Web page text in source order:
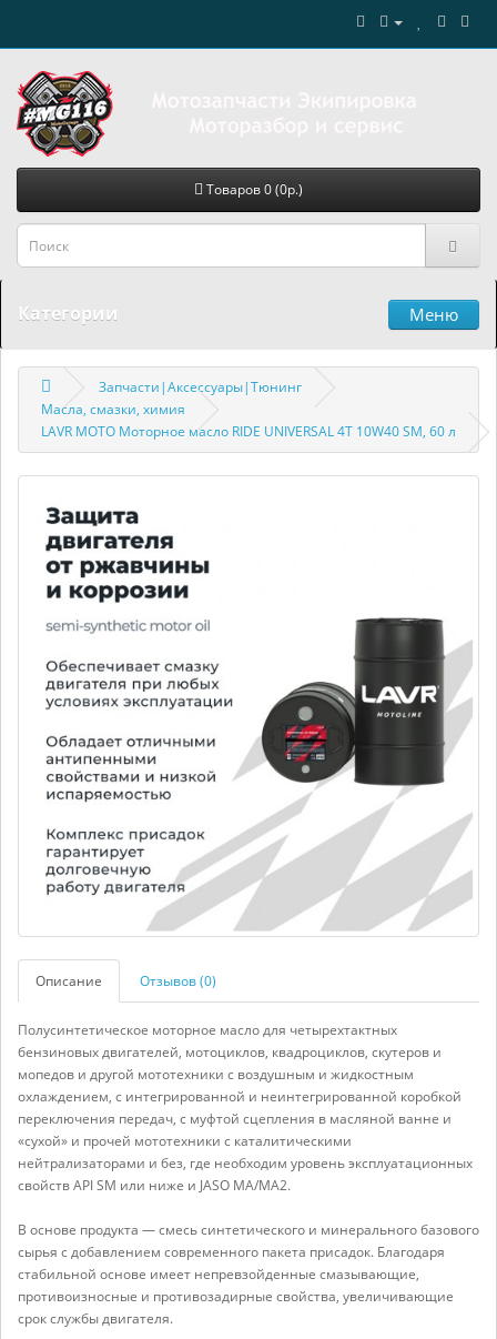
Товаров 0 (0р.)
Категории Меню
Запчасти|Аксессуары|Тюнинг
Масла, смазки, химия
LAVR MOTO Моторное масло RIDE UNIVERSAL 4T 10W40 SM, 60 л
Описание Отзывов (0)
Полусинтетическое моторное масло для четырехтактных
бензиновых двигателей, мотоциклов, квадроциклов, скутеров и
мопедов и другой мототехники с воздушным и жидкостным
охлаждением, с интегрированной и неинтегрированной коробкой
переключения передач, с муфтой сцепления в масляной ванне и
«сухой» и прочей мототехники с каталитическими
нейтрализаторами и без, где необходим уровень эксплуатационных
свойств API SM или ниже и JASO MA/MA2.
В основе продукта — смесь синтетического и минерального базового
сырья с добавлением современного пакета присадок. Благодаря
стабильной основе имеет непревзойденные смазывающие,
противоизносные и противозадирные свойства, увеличивающие
срок службы двигателя.